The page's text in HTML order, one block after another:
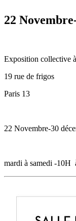
22
Exposition collective
19 rue de frigos
Paris 13
22 Novembre-30
mardi à samedi -10H